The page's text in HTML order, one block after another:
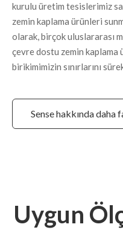
kurulu üretim tesislerimiz
zemin kaplama ürünleri
olarak, birçok uluslararası
çevre dostu zemin
birikimimizin sınırlarını
Sense hakkında daha
Uygun